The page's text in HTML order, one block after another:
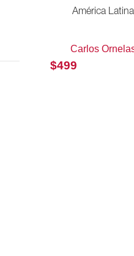
América Latina
Carlos
$499